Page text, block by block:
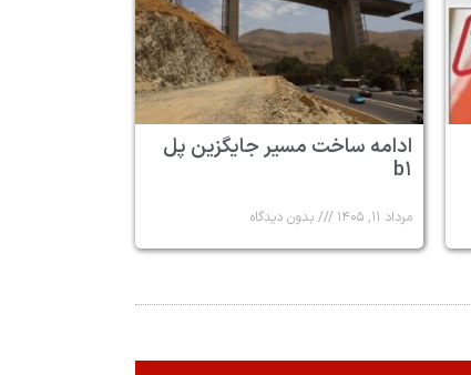
ادامه ساخت مسیر جایگزین پل
b۱
مرداد ۱۱, ۱۴۰۵ بدون دیدگاه